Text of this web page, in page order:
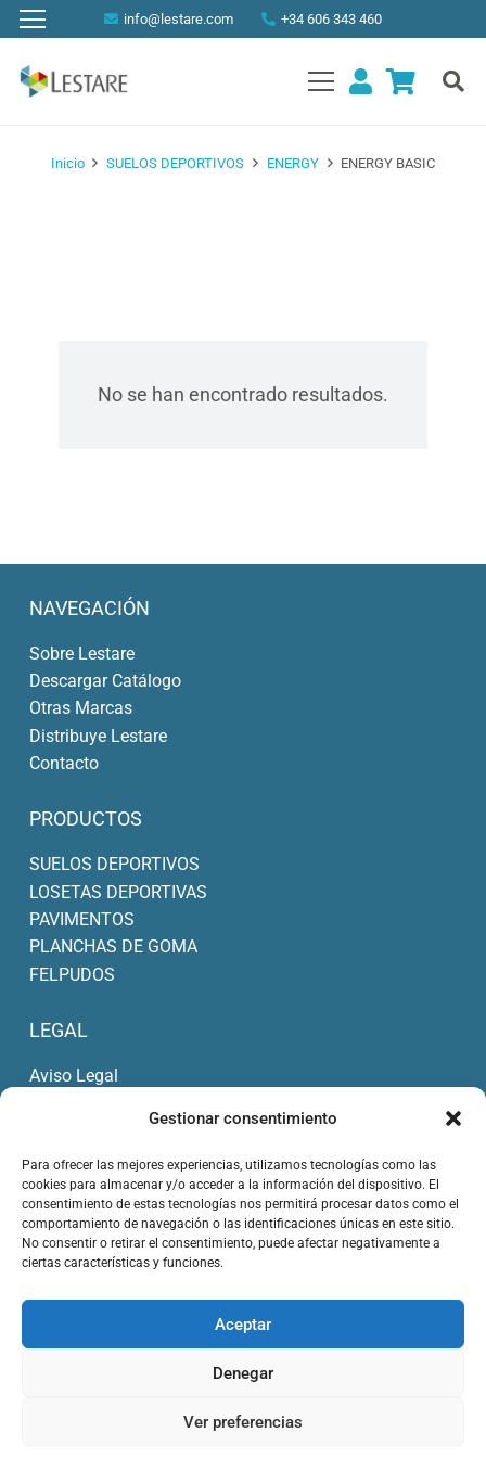
Gestionar consentimiento
Para ofrecer las mejores experiencias, utilizamos tecnologías como las
cookies para almacenar y/o acceder a la información del dispositivo. El
consentimiento de estas tecnologías nos permitirá procesar datos como el
comportamiento de navegación o las identificaciones únicas en este sitio.
No consentir o retirar el consentimiento, puede afectar negativamente a
ciertas características y funciones.
Aceptar
Denegar
Ver preferencias
info@lestare.com +34 606 343 460
Inicio SUELOS DEPORTIVOS ENERGY ENERGY BASIC
No se han encontrado resultados.
NAVEGACIÓN
Sobre Lestare
Descargar Catálogo
Otras Marcas
Distribuye Lestare
Contacto
PRODUCTOS
SUELOS DEPORTIVOS
LOSETAS DEPORTIVAS
PAVIMENTOS
PLANCHAS DE GOMA
FELPUDOS
LEGAL
Aviso Legal
Condiciones de Compra
Política de cookies (UE)
DATOS DE CONTACTO
info@lestare.com